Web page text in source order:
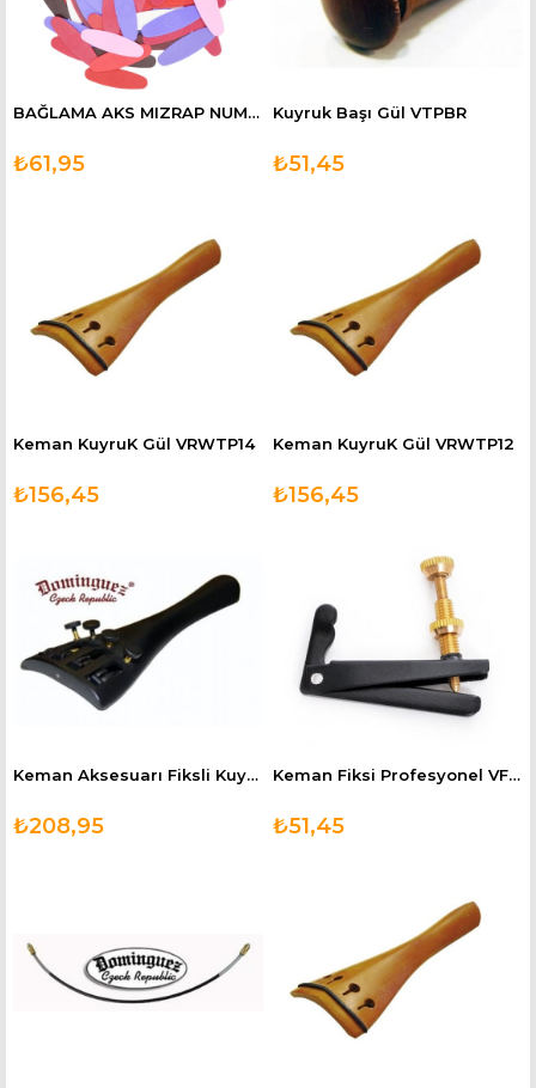
BAĞLAMA AKS MIZRAP NUMARALI 100 ADET (BAMP100N)
₺61,95
Kuyruk Başı Gül VTPBR
₺51,45
Keman KuyruK Gül VRWTP14
₺156,45
Keman KuyruK Gül VRWTP12
₺156,45
Keman Aksesuarı Fiksli Kuyruk 1/4 VMTP14
₺208,95
Keman Fiksi Profesyonel VFB40
₺51,45